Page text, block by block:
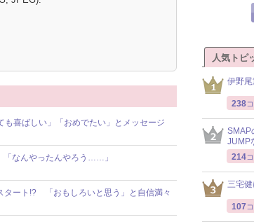
喜ばしい」「おめでたい」とメッセージ
なんやったんやろう……」
タート!? 「おもしろいと思う」と自信満々
人気トピ
伊野
238
SMAP
JUMP
214
三宅
107